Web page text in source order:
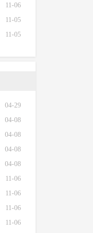
11-06
11-05
11-05
04-29
04-08
04-08
04-08
04-08
11-06
11-06
11-06
11-06